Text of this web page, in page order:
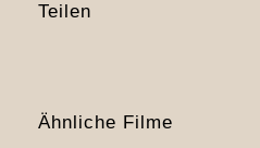
Teilen
Ähnliche Filme